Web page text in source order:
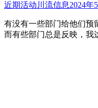
近期活动 川流信息2024年
有没有一些部门给他们预
而有些部门总是反映，我